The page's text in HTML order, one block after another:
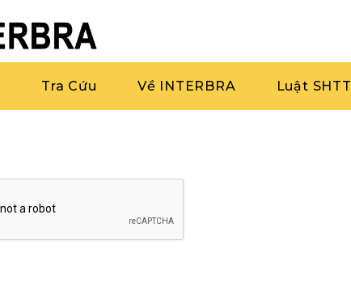
Tra Cứu Về INTERBRA Luật SHTT